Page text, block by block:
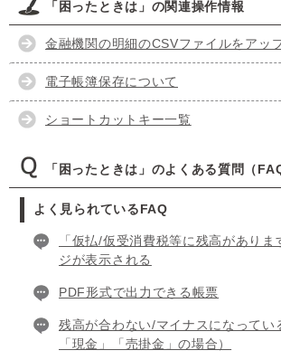
「困ったときは」の関連操作情報
金融機関の明細のCSVファイルをアッ
電子帳簿保存について
ショートカットキー一覧
「困ったときは」のよくある質問（
よく見られているFAQ
「仮払/仮受消費税等に残高があり
ジが表示される
PDF形式で出力できる帳票
残高が合わない/マイナスになってい
「現金」「売掛金」の場合）